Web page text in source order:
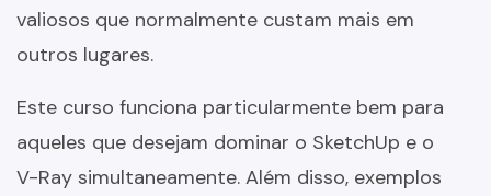
valiosos que normalmente custam mais em
outros lugares.
Este curso funciona particularmente bem para
aqueles que desejam dominar o SketchUp e o
V-Ray simultaneamente. Além disso, exemplos